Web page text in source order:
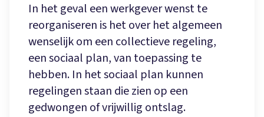
In het geval een werkgever wenst te
reorganiseren is het over het algemeen
wenselijk om een collectieve regeling,
een sociaal plan, van toepassing te
hebben. In het sociaal plan kunnen
regelingen staan die zien op een
gedwongen of vrijwillig ontslag.